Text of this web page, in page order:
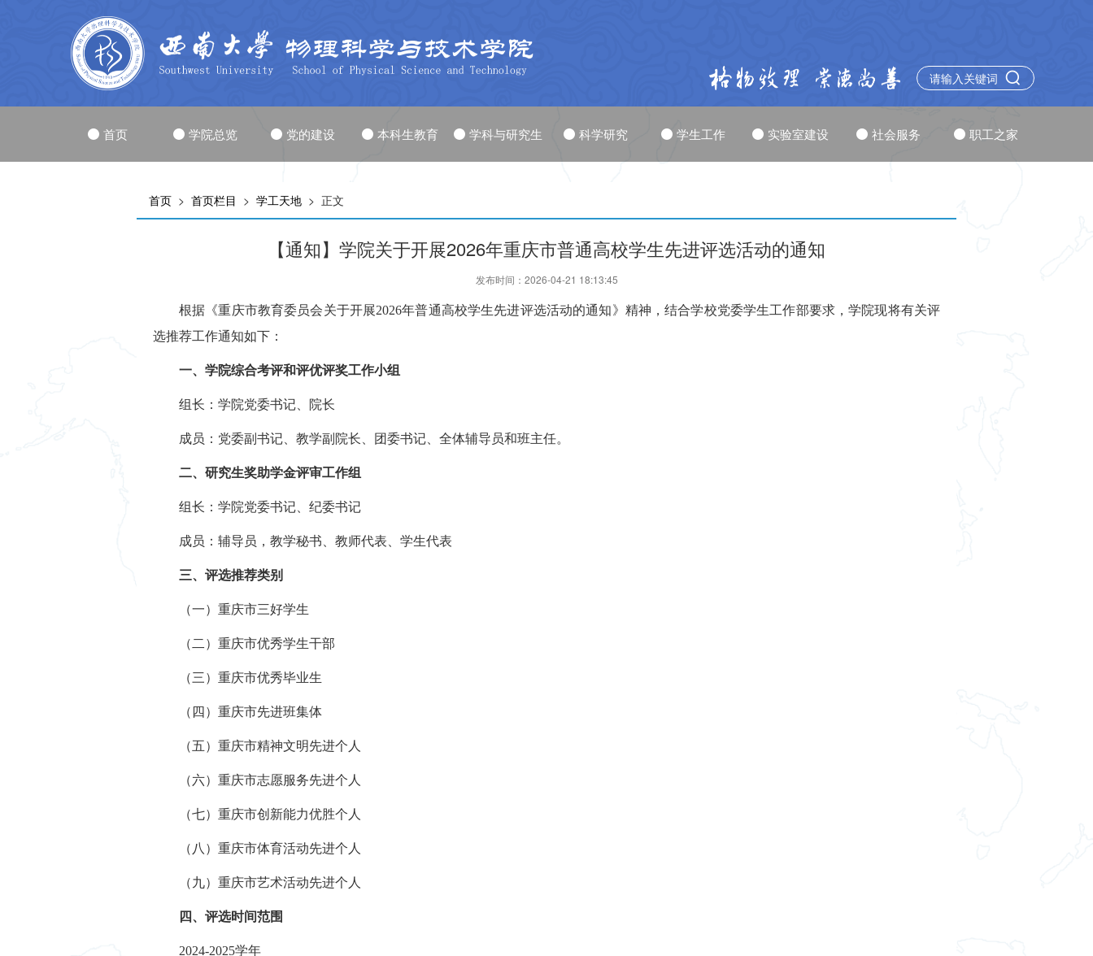
首页 学院总览 党的建设 本科生教育 学科与研究生 科学研究 学生工作 实验室建设 社会服务 职工之家
首页 > 首页栏目 > 学工天地 > 正文
【通知】学院关于开展2026年重庆市普通高校学生先进评选活动的通知
发布时间：2026-04-21 18:13:45
根据《重庆市教育委员会关于开展2026年普通高校学生先进评选活动的通知》精神，结合学校党委学生工作部要求，学院现将有关评
选推荐工作通知如下：
一、学院综合考评和评优评奖工作小组
组长：学院党委书记、院长
成员：党委副书记、教学副院长、团委书记、全体辅导员和班主任。
二、 研究生奖助学金评审工作组
组长：学院党委书记、纪委书记
成员：辅导员，教学秘书、教师代表、学生代表
三、评选推荐类别
（一）重庆市三好学生
（二）重庆市优秀学生干部
（三）重庆市优秀毕业生
（四）重庆市先进班集体
（五）重庆市精神文明先进个人
（六）重庆市志愿服务先进个人
（七）重庆市创新能力优胜个人
（八）重庆市体育活动先进个人
（九）重庆市艺术活动先进个人
四、评选时间范围
2024-2025学年